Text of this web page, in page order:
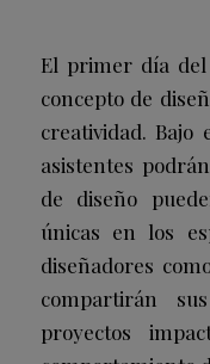
El primer día
concepto de
creatividad. Bajo
asistentes
de diseño
únicas en los
diseñadores
compartirán
proyectos